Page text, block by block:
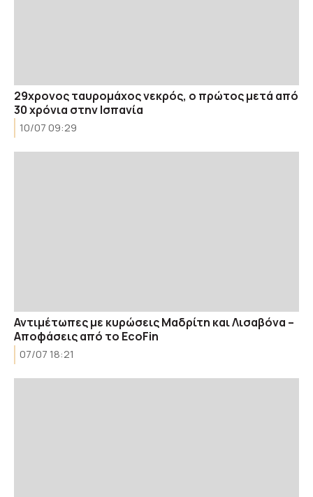
29χρονος ταυρομάχος νεκρός, ο πρώτος μετά από
30 χρόνια στην Ισπανία
10/07 09:29
Αντιμέτωπες με κυρώσεις Μαδρίτη και Λισαβόνα –
Αποφάσεις από το EcoFin
07/07 18:21